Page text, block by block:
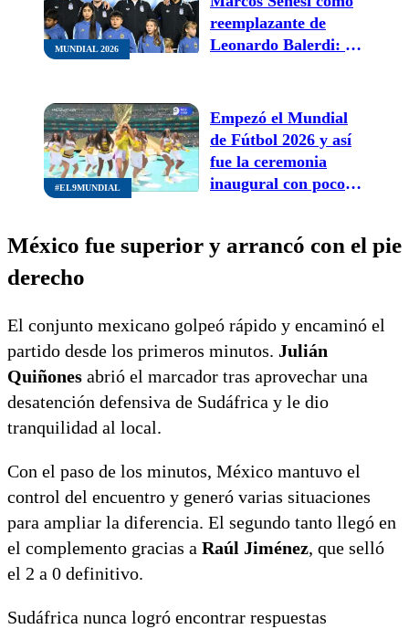
MUNDIAL 2026
reemplazante de
Leonardo Balerdi: así
#EL9MUNDIAL
Empezó el Mundial
de Fútbol 2026 y así
fue la ceremonia
inaugural con poco
México fue superior y arrancó con el pie
derecho
El conjunto mexicano golpeó rápido y encaminó el
partido desde los primeros minutos. Julián
Quiñones abrió el marcador tras aprovechar una
desatención defensiva de Sudáfrica y le dio
tranquilidad al local.
Con el paso de los minutos, México mantuvo el
control del encuentro y generó varias situaciones
para ampliar la diferencia. El segundo tanto llegó en
el complemento gracias a Raúl Jiménez, que selló
el 2 a 0 definitivo.
Sudáfrica nunca logró encontrar respuestas